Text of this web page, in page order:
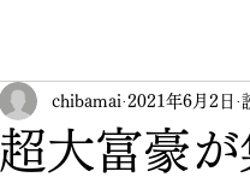
超大富豪
chibamai 2021年6月2日